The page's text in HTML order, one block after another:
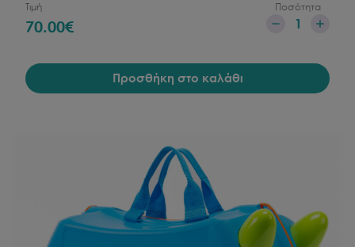
Τιμή
70.00€
Ποσότητα
1
Προσθήκη στο καλάθι